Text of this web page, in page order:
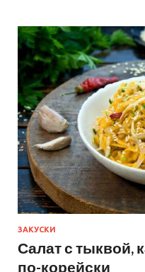
ЗАКУСКИ
Салат с тыквой,
по-корейски